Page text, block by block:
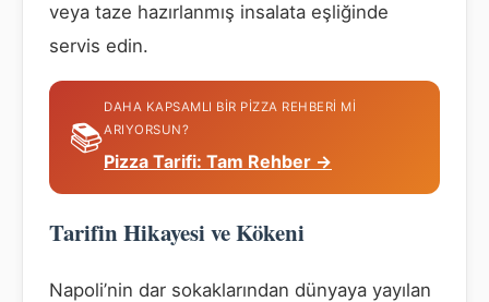
veya taze hazırlanmış insalata eşliğinde
servis edin.
📚
DAHA KAPSAMLI BIR PIZZA REHBERI MI
ARIYORSUN?
Pizza Tarifi: Tam Rehber →
Tarifin Hikayesi ve Kökeni
Napoli’nin dar sokaklarından dünyaya yayılan